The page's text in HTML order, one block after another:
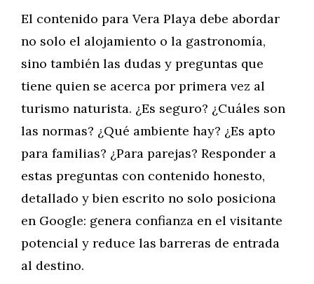
El contenido para Vera Playa debe abordar
no solo el alojamiento o la gastronomía,
sino también las dudas y preguntas que
tiene quien se acerca por primera vez al
turismo naturista. ¿Es seguro? ¿Cuáles son
las normas? ¿Qué ambiente hay? ¿Es apto
para familias? ¿Para parejas? Responder a
estas preguntas con contenido honesto,
detallado y bien escrito no solo posiciona
en Google: genera confianza en el visitante
potencial y reduce las barreras de entrada
al destino.